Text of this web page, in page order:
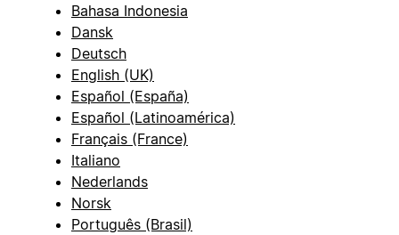
Bahasa Indonesia
Dansk
Deutsch
English (UK)
Español (España)
Español (Latinoamérica)
Français (France)
Italiano
Nederlands
Norsk
Português (Brasil)